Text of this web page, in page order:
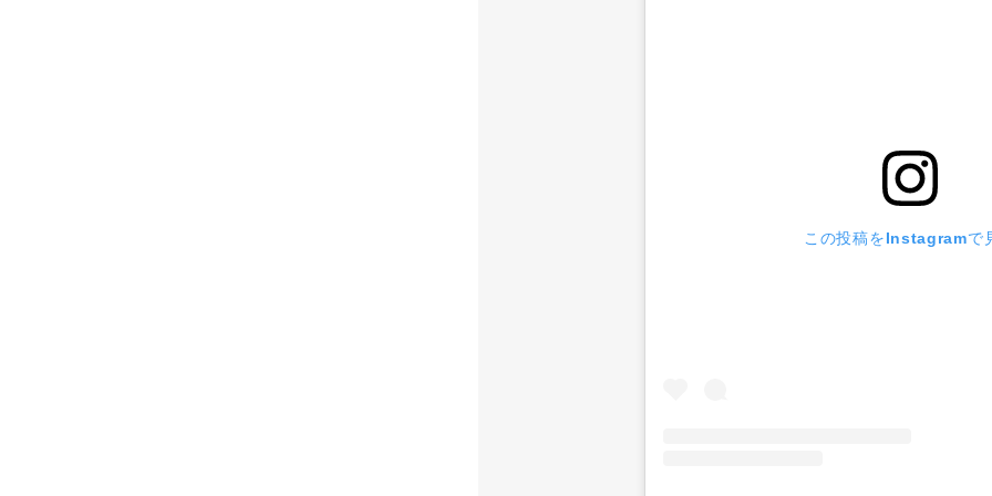
この投稿をInstagramで